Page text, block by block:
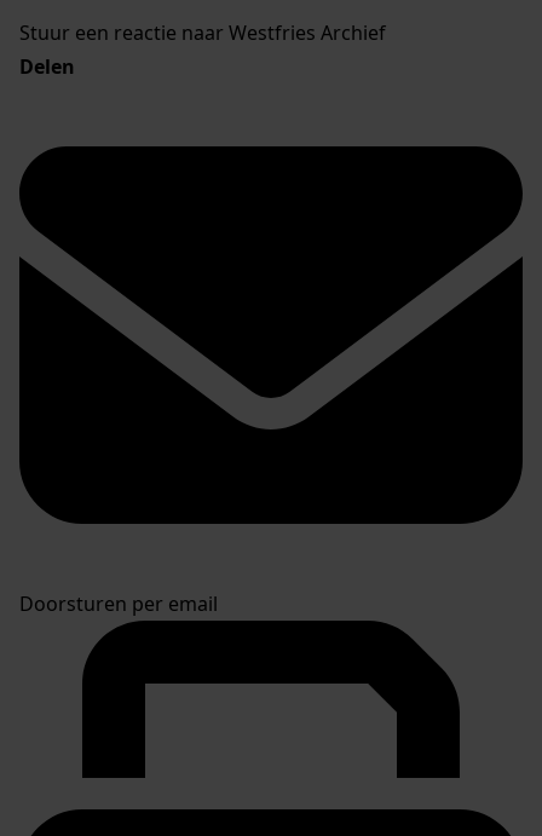
Stuur een reactie naar Westfries Archief
Delen
Doorsturen per email